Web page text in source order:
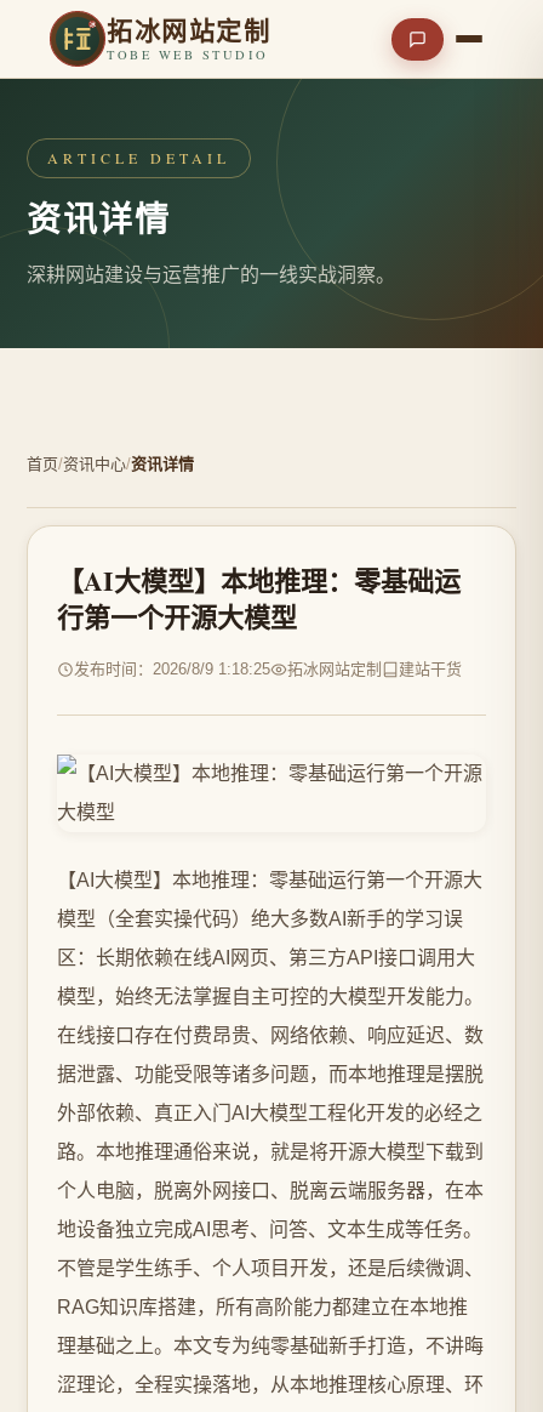
拓冰网站定制
TOBE WEB STUDIO
ARTICLE DETAIL
资讯详情
深耕网站建设与运营推广的一线实战洞察。
首页/资讯中心/资讯详情
【AI大模型】本地推理：零基础运
行第一个开源大模型
发布时间：2026/8/9 1:18:25 拓冰网站定制 建站干货
【AI大模型】本地推理：零基础运行第一个开源大
模型（全套实操代码）绝大多数AI新手的学习误
区：长期依赖在线AI网页、第三方API接口调用大
模型，始终无法掌握自主可控的大模型开发能力。
在线接口存在付费昂贵、网络依赖、响应延迟、数
据泄露、功能受限等诸多问题，而本地推理是摆脱
外部依赖、真正入门AI大模型工程化开发的必经之
路。本地推理通俗来说，就是将开源大模型下载到
个人电脑，脱离外网接口、脱离云端服务器，在本
地设备独立完成AI思考、问答、文本生成等任务。
不管是学生练手、个人项目开发，还是后续微调、
RAG知识库搭建，所有高阶能力都建立在本地推
理基础之上。本文专为纯零基础新手打造，不讲晦
涩理论，全程实操落地，从本地推理核心原理、环